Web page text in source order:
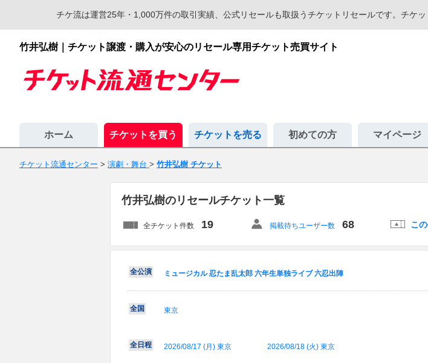
チケ流は運営25年・1,000万件の取引実績、公式リセールも取扱うチケットリセールです。チケ
竹井弘樹｜チケット譲渡・購入が安心のリセール専用チケット売買サイト
ホーム チケットを買う チケットを売る 初めての方 マイページ
チケット流通センター > 演劇・舞台 > 竹井弘樹 チケット
竹井弘樹のリセールチケット一覧
全チケット件数 19 掲載待ちユーザー数 68 こ
全公演 ミュージカル 忍たま乱太郎 六年生単独ライブ 六忍出陣
全国 東京
全日程 2026/08/17 (月 ) 東京 2026/08/18 (火) 東京